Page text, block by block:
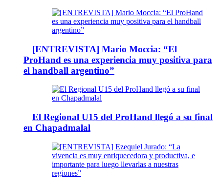
[ENTREVISTA] Mario Moccia: “El
ProHand es una experiencia muy positiva para
el handball argentino”
El Regional U15 del ProHand llegó a su final
en Chapadmalal